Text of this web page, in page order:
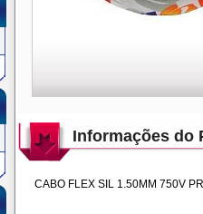
Informações do
CABO FLEX SIL 1.50MM 750V